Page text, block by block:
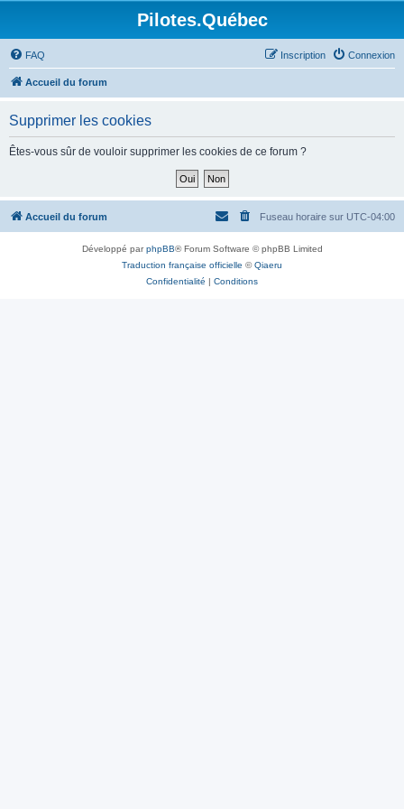
Pilotes.Québec
FAQ Connexion
Inscription
Accueil du forum
Supprimer les cookies
Êtes-vous sûr de vouloir supprimer les cookies de ce forum ?
Accueil du forum Fuseau horaire sur UTC-04:00
Développé parphpBB® Forum Software © phpBB Limited
Traduction française officielle ©Qiaeru
Confidentialité | Conditions